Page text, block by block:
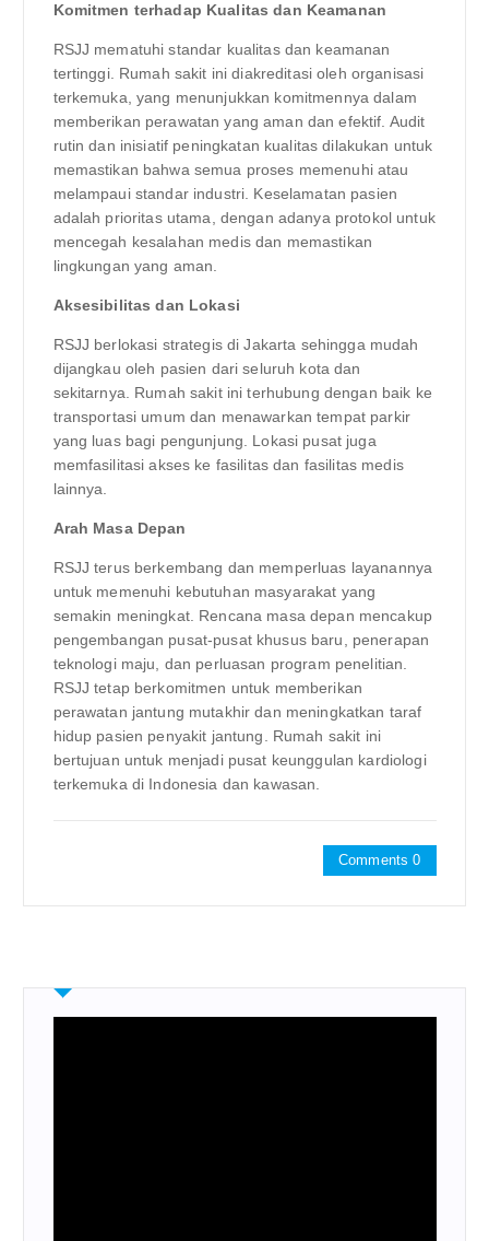
Komitmen terhadap Kualitas dan Keamanan
RSJJ mematuhi standar kualitas dan keamanan
tertinggi. Rumah sakit ini diakreditasi oleh organisasi
terkemuka, yang menunjukkan komitmennya dalam
memberikan perawatan yang aman dan efektif. Audit
rutin dan inisiatif peningkatan kualitas dilakukan untuk
memastikan bahwa semua proses memenuhi atau
melampaui standar industri. Keselamatan pasien
adalah prioritas utama, dengan adanya protokol untuk
mencegah kesalahan medis dan memastikan
lingkungan yang aman.
Aksesibilitas dan Lokasi
RSJJ berlokasi strategis di Jakarta sehingga mudah
dijangkau oleh pasien dari seluruh kota dan
sekitarnya. Rumah sakit ini terhubung dengan baik ke
transportasi umum dan menawarkan tempat parkir
yang luas bagi pengunjung. Lokasi pusat juga
memfasilitasi akses ke fasilitas dan fasilitas medis
lainnya.
Arah Masa Depan
RSJJ terus berkembang dan memperluas layanannya
untuk memenuhi kebutuhan masyarakat yang
semakin meningkat. Rencana masa depan mencakup
pengembangan pusat-pusat khusus baru, penerapan
teknologi maju, dan perluasan program penelitian.
RSJJ tetap berkomitmen untuk memberikan
perawatan jantung mutakhir dan meningkatkan taraf
hidup pasien penyakit jantung. Rumah sakit ini
bertujuan untuk menjadi pusat keunggulan kardiologi
terkemuka di Indonesia dan kawasan.
Comments 0